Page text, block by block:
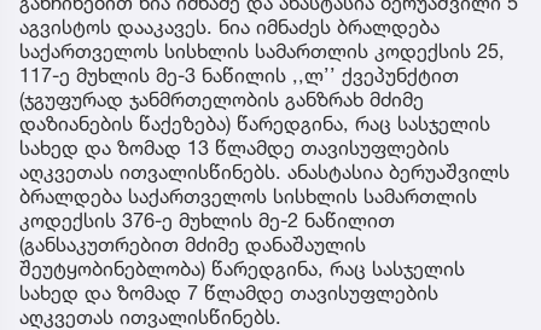
აგვისტოს დააკავეს. ნია იმნაძეს ბრალდება
საქართველოს სისხლის სამართლის კოდექსის 25,
117-ე მუხლის მე-3 ნაწილის ,,ლ’’ ქვეპუნქტით
(ჯგუფურად ჯანმრთელობის განზრახ მძიმე
დაზიანების წაქეზება) წარედგინა, რაც სასჯელის
სახედ და ზომად 13 წლამდე თავისუფლების
აღკვეთას ითვალისწინებს. ანასტასია ბერუაშვილს
ბრალდება საქართველოს სისხლის სამართლის
კოდექსის 376-ე მუხლის მე-2 ნაწილით
(განსაკუთრებით მძიმე დანაშაულის
შეუტყობინებლობა) წარედგინა, რაც სასჯელის
სახედ და ზომად 7 წლამდე თავისუფლების
აღკვეთას ითვალისწინებს.